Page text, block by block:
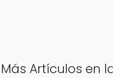
Más Artículos en